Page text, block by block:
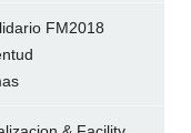
FM2018